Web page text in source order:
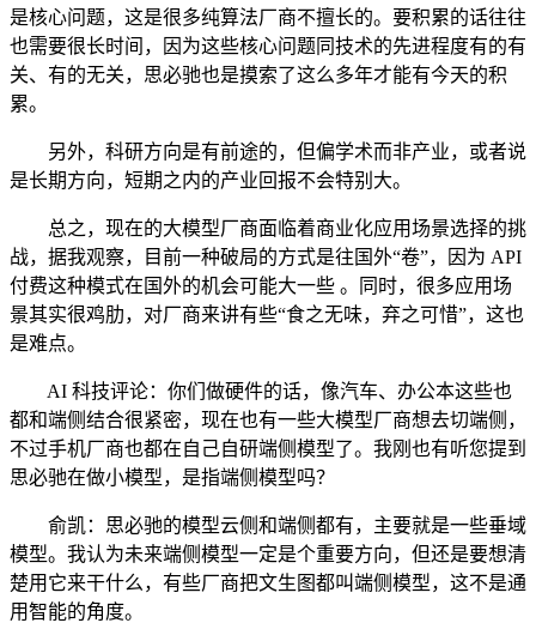
是核心问题，这是很多纯算法厂商不擅长的。要积累的话往往
也需要很长时间，因为这些核心问题同技术的先进程度有的有
关、有的无关，思必驰也是摸索了这么多年才能有今天的积
累。
另外，科研方向是有前途的，但偏学术而非产业，或者说
是长期方向，短期之内的产业回报不会特别大。
总之，现在的大模型厂商面临着商业化应用场景选择的挑
战，据我观察，目前一种破局的方式是往国外“卷”，因为 API
付费这种模式在国外的机会可能大一些 。同时，很多应用场
景其实很鸡肋，对厂商来讲有些“食之无味，弃之可惜”，这也
是难点。
AI 科技评论：你们做硬件的话，像汽车、办公本这些也
都和端侧结合很紧密，现在也有一些大模型厂商想去切端侧，
不过手机厂商也都在自己自研端侧模型了。我刚也有听您提到
思必驰在做小模型，是指端侧模型吗？
俞凯：思必驰的模型云侧和端侧都有，主要就是一些垂域
模型。我认为未来端侧模型一定是个重要方向，但还是要想清
楚用它来干什么，有些厂商把文生图都叫端侧模型，这不是通
用智能的角度。